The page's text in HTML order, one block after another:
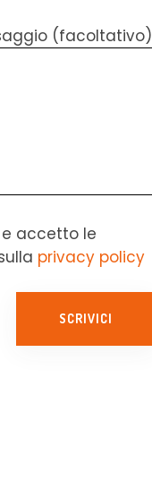
(facoltativo)
accetto le
privacy policy